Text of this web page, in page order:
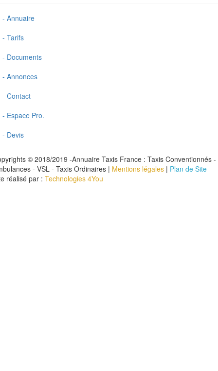
- Annuaire
- Tarifs
- Documents
- Annonces
- Contact
- Espace Pro.
- Devis
© 2018/2019 -Annuaire Taxis France : Taxis Conventionnés -
- VSL - Taxis Ordinaires | Mentions légales | Plan de Site
réalisé par : Technologies 4You